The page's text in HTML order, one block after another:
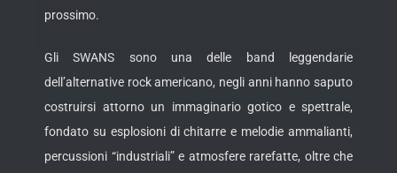
prossimo.
Gli SWANS sono una delle band leggendarie
dell’alternative rock americano, negli anni hanno saputo
costruirsi attorno un immaginario gotico e spettrale,
fondato su esplosioni di chitarre e melodie ammalianti,
percussioni “industriali” e atmosfere rarefatte, oltre che